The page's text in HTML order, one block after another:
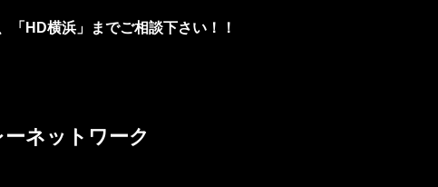
「HD横浜」までご相談下さい！！
ネットワーク